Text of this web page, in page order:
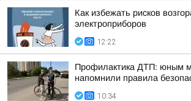
Как избежать рисков
электроприборов
12:22
Профилактика ДТП: юным
напомнили правила
10:34